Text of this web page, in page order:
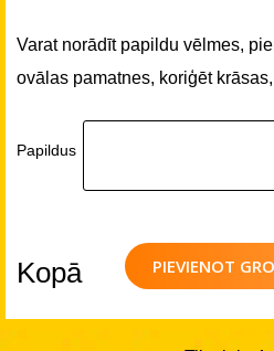
Varat norādīt papildu vēlmes,
ovālas pamatnes, koriģēt
Papildus
PIEVIENOT
Kopā